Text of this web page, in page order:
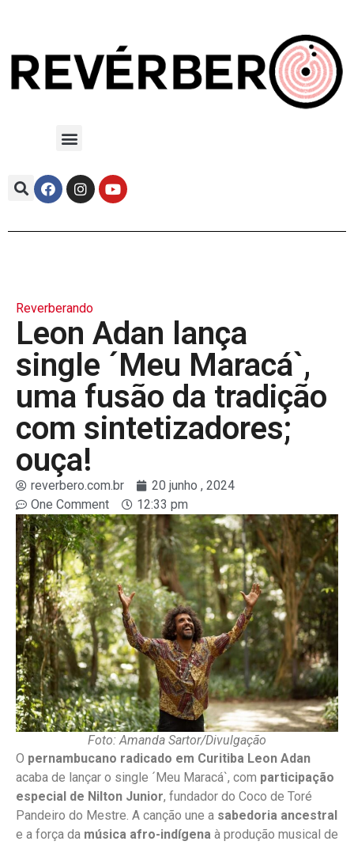
Reverberando
Leon Adan lança
single ´Meu Maracá`,
uma fusão da tradição
com sintetizadores;
ouça!
reverbero.com.br
20 junho , 2024
One Comment
12:33 pm
Foto: Amanda Sartor/Divulgação
O pernambucano radicado em Curitiba Leon Adan
acaba de lançar o single ´Meu Maracá`, com participação
especial de Nilton Junior, fundador do Coco de Toré
Pandeiro do Mestre. A canção une a sabedoria ancestral
e a força da música afro-indígena à produção musical de